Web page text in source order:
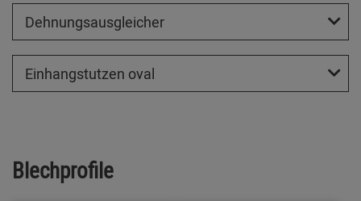
Dehnungsausgleicher
Einhangstutzen oval
Blechprofile